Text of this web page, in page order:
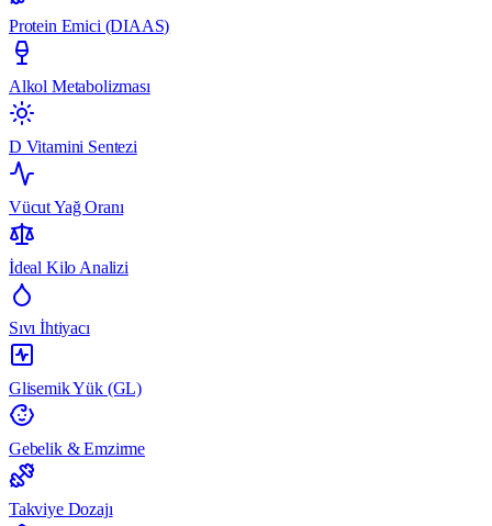
Protein Emici (DIAAS)
Alkol Metabolizması
D Vitamini Sentezi
Vücut Yağ Oranı
İdeal Kilo Analizi
Sıvı İhtiyacı
Glisemik Yük (GL)
Gebelik & Emzirme
Takviye Dozajı